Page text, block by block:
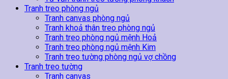
Tranh treo phòng ngủ
Tranh canvas phòng ngủ
Tranh khoả thân treo phòng ngủ
Tranh treo phòng ngủ mệnh Hoả
Tranh treo phòng ngủ mệnh Kim
Tranh treo tường phòng ngủ vợ chồng
Tranh treo tường
Tranh canvas